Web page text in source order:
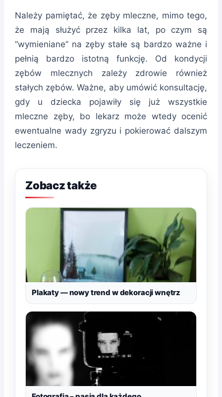
Należy pamiętać, że zęby mleczne, mimo tego,
że mają służyć przez kilka lat, po czym są
“wymieniane” na zęby stałe są bardzo ważne i
pełnią bardzo istotną funkcję. Od kondycji
zębów mlecznych zależy zdrowie również
stałych zębów. Ważne, aby umówić konsultację,
gdy u dziecka pojawiły się już wszystkie
mleczne zęby, bo lekarz może wtedy ocenić
ewentualne wady zgryzu i pokierować dalszym
leczeniem.
Zobacz także
Plakaty — nowy trend w dekoracji wnętrz